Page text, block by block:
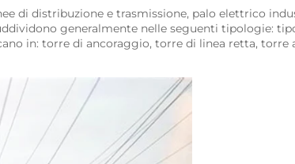
di distribuzione e trasmissione, palo elettrico
generalmente nelle seguenti tipologie:
in: torre di ancoraggio, torre di linea retta, torre